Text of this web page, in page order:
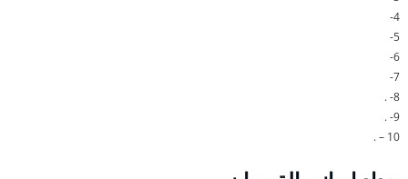
4-
5-
6-
7-
8- .
9- .
10 – .